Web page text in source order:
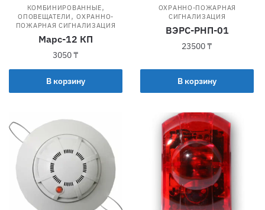
КОМБИНИРОВАННЫЕ,
ОПОВЕЩАТЕЛИ ,ОХРАННО-
ПОЖАРНАЯ СИГНАЛИЗАЦИЯ
Марс-12 КП
3050₸
В корзину
ОХРАННО-ПОЖАРНАЯ
СИГНАЛИЗАЦИЯ
ВЭРС-РНП-01
23500₸
В корзину